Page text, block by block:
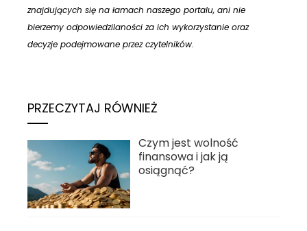
znajdujących się na łamach naszego portalu, ani nie
bierzemy odpowiedzilaności za ich wykorzystanie oraz
decyzje podejmowane przez czytelników.
PRZECZYTAJ RÓWNIEŻ
Czym jest wolność
finansowa i jak ją
osiągnąć?